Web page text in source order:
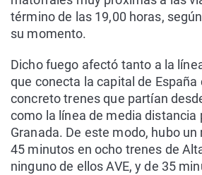
término de las 19,00 horas,
su momento.
Dicho fuego afectó tanto a la
que conecta la capital de España
concreto trenes que partían
como la línea de media distancia
Granada. De este modo, hubo
45 minutos en ocho trenes de
ninguno de ellos AVE, y de 35